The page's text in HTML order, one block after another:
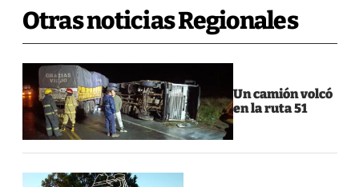
Otras noticias Regionales
Un camión volcó
en la ruta 51